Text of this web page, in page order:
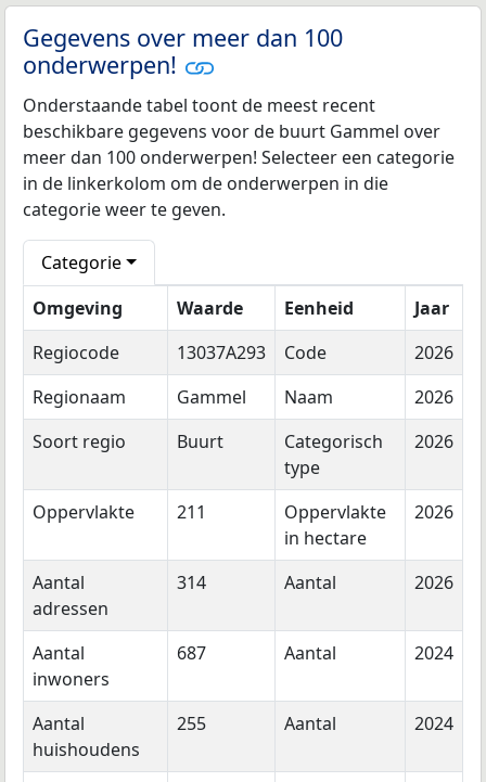
Gegevens over meer dan 100
onderwerpen!
Onderstaande tabel toont de meest recent
beschikbare gegevens voor de buurt Gammel over
meer dan 100 onderwerpen! Selecteer een categorie
in de linkerkolom om de onderwerpen in die
categorie weer te geven.
Categorie
Omgeving
Waarde Eenheid
Jaar
Regiocode
13037A293 Code
2026
Regionaam
Gammel Naam
2026
Soort regio
Buurt
Categorisch
type
2026
Oppervlakte 211
Oppervlakte
in hectare
2026
Aantal
adressen
314 Aantal 2026
Aantal
inwoners
687 Aantal 2024
Aantal
huishoudens
255 Aantal 2024